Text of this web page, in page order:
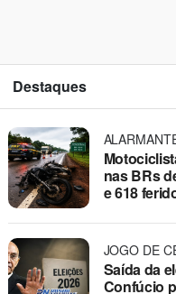
Destaques
nas BRs
e 618
JOGO DE
Saída da
Confúcio